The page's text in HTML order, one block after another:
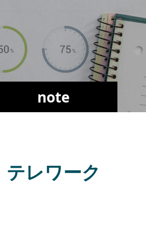
note
テレワーク